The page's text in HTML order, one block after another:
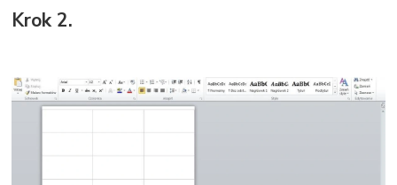
Krok 2.